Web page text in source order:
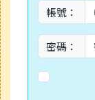
帳號：
密碼：